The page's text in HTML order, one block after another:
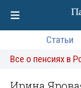
Статьи
Все о пенсиях в